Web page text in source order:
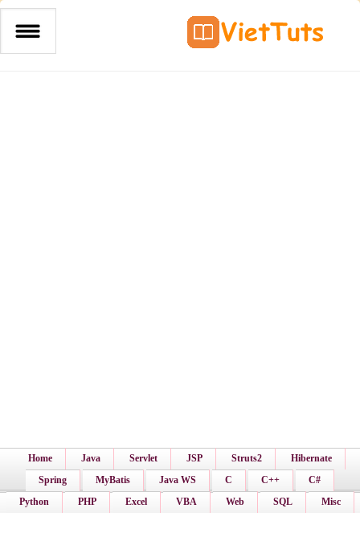
Home Java Servlet JSP Struts2
Hibernate
Spring
MyBatis Java WS C C++
C#
Python
PHP Excel VBA Web SQL Misc